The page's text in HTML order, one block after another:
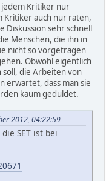
jedem Kritiker nur
Kritiker auch nur raten,
Diskussion sehr schnell
Menschen, die ihn in
nicht so vorgetragen
Obwohl eigentlich
die Arbeiten von
erwartet, dass man sie
kaum geduldet.
2012, 04:22:59
SET ist bei